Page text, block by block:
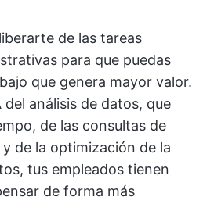
de las tareas
para que puedas
que genera mayor valor.
del análisis de datos, que
de las consultas de
de la optimización de la
tus empleados tienen
de forma más